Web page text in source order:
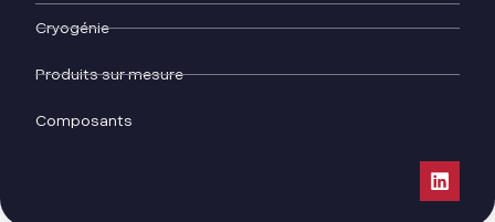
Cryogénie
Produits sur mesure
Composants